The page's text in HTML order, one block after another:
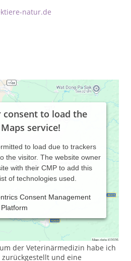
natur.de
consent to load the
service!
to load due to trackers
the visitor. The website owner
with their CMP to add this
of technologies used.
Consent Management
Platform
geboren und Tiere gehören zu
Wunsch, mit Tieren beruflich
der Veterinärmedizin habe ich
und eine